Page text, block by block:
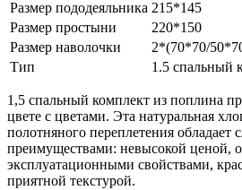
Размер пододеяльника 215*145
Размер простыни
220*150
Размер наволочки
2*(70*70/
Тип
1.5 спальный
1,5 спальный комплект из поплина
цвете с цветами. Эта натуральная
полотняного переплетения
преимуществами: невысокой ценой,
эксплуатационными свойствами,
приятной текстурой.